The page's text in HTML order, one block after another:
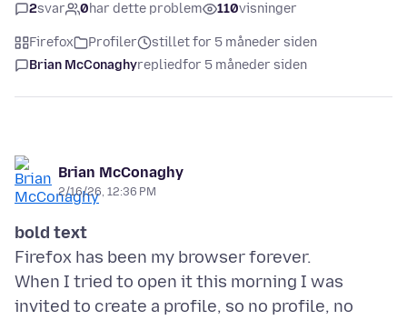
2svar 0har dette problem 110visninger
Firefox Profiler
stillet for 5 måneder siden
Brian McConaghyrepliedfor 5 måneder siden
Brian McConaghy
2/16/26, 12:36 PM
bold text
Firefox has been my browser forever.
When I tried to open it this morning I was
invited to create a profile, so no profile, no